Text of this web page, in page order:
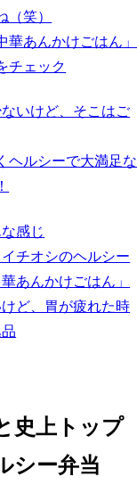
（笑）
華あんかけごはん」
チェック
いけど、そこはご
ヘルシーで大満足な
感じ
チオシのヘルシー
あんかけごはん」
ど、胃が疲れた時
史上トップ
シー弁当